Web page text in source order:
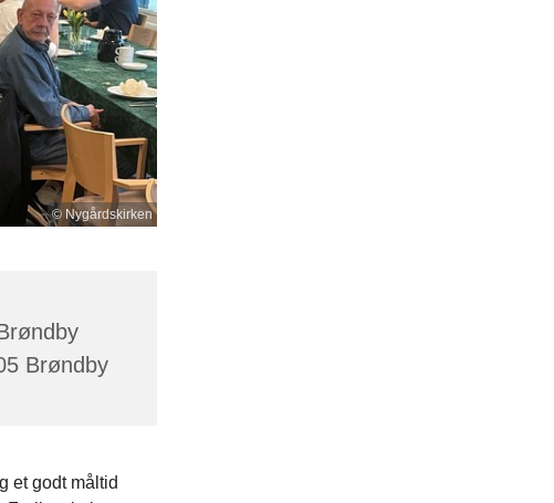
© Nygårdskirken
Brøndby
et godt måltid